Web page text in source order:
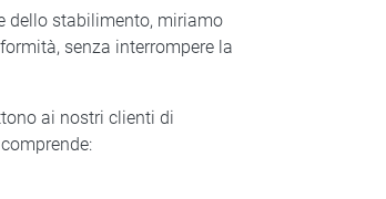
dello stabilimento, miriamo
senza interrompere la
ai nostri clienti di